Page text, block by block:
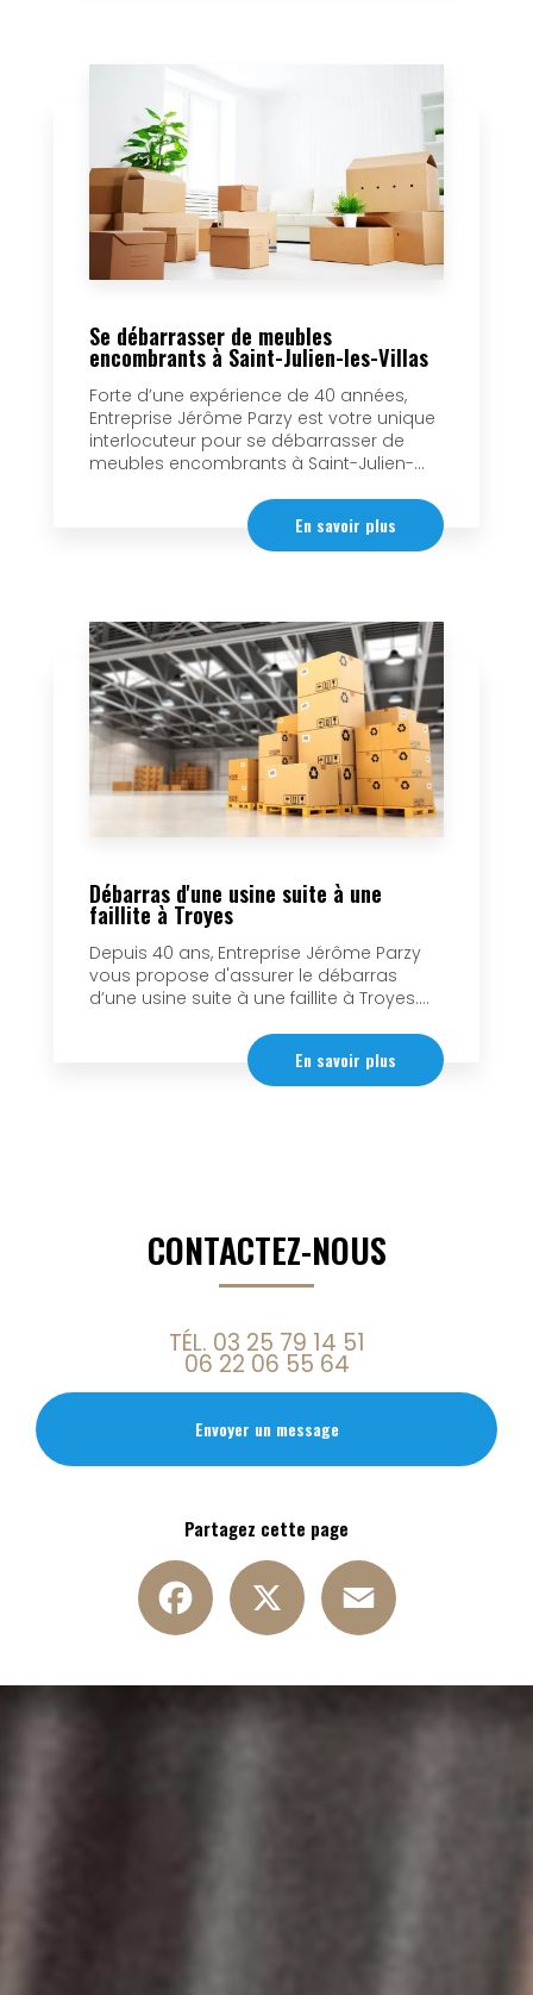
Se débarrasser de meubles
encombrants à Saint-Julien-les-Villas
Forte d’une expérience de 40 années,
Entreprise Jérôme Parzy est votre unique
interlocuteur pour se débarrasser de
meubles encombrants à Saint-Julien-...
En savoir plus
Débarras d'une usine suite à une
faillite à Troyes
Depuis 40 ans, Entreprise Jérôme Parzy
vous propose d'assurer le débarras
d’une usine suite à une faillite à Troyes....
En savoir plus
CONTACTEZ-NOUS
TÉL. 03 25 79 14 51
06 22 06 55 64
Envoyer un message
Partagez cette page
Facebook